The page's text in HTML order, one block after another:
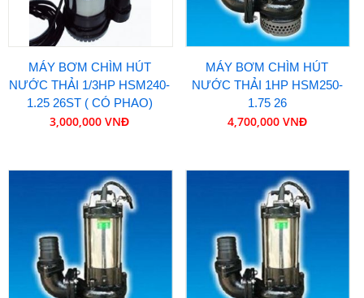
MÁY BƠM CHÌM HÚT
NƯỚC THẢI 1/3HP HSM240-
1.25 26ST ( CÓ PHAO)
3,000,000 VNĐ
MÁY BƠM CHÌM HÚT
NƯỚC THẢI 1HP HSM250-
1.75 26
4,700,000 VNĐ